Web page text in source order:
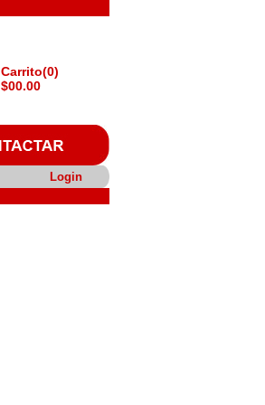
Carrito(0)
$00.00
Login